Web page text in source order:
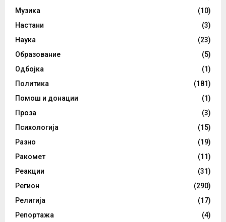
Музика
(10)
Настани
(3)
Наука
(23)
Образование
(5)
Одбојка
(1)
Политика
(181)
Помош и донации
(1)
Проза
(3)
Психологија
(15)
Разно
(19)
Ракомет
(11)
Реакции
(31)
Регион
(290)
Религија
(17)
Репортажа
(4)